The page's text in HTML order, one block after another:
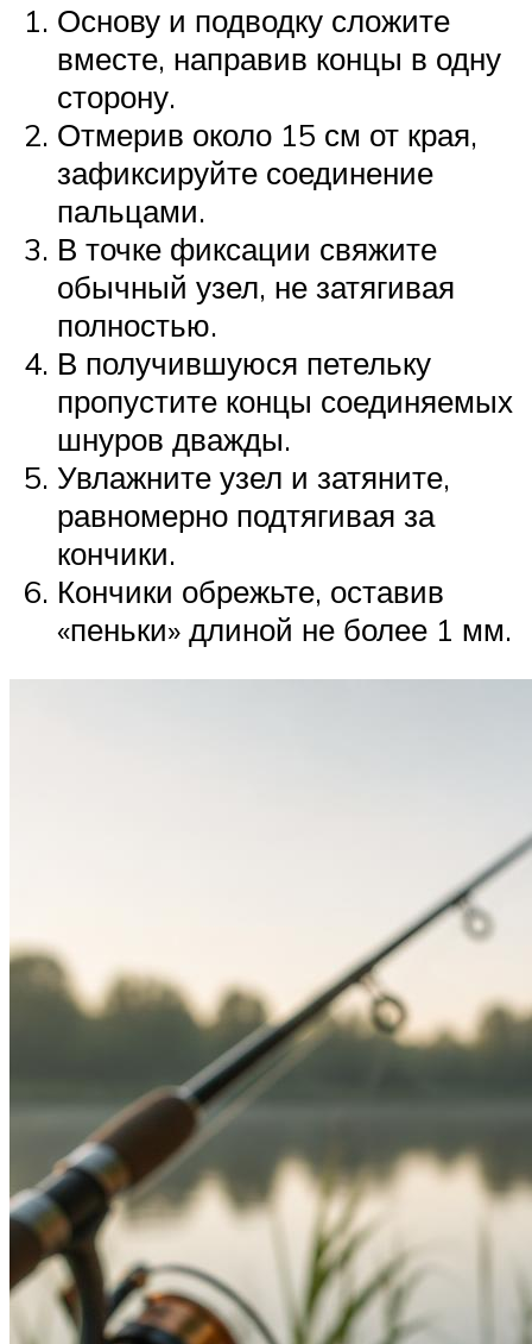
Основу и подводку сложите
вместе, направив концы в одну
сторону.
Отмерив около 15 см от края,
зафиксируйте соединение
пальцами.
В точке фиксации свяжите
обычный узел, не затягивая
полностью.
В получившуюся петельку
пропустите концы соединяемых
шнуров дважды.
Увлажните узел и затяните,
равномерно подтягивая за
кончики.
Кончики обрежьте, оставив
«пеньки» длиной не более 1 мм.